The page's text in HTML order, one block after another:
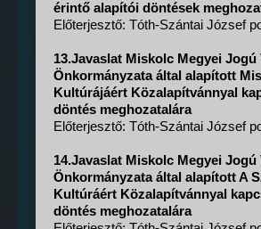
érintő alapítói döntések
Előterjesztő: Tóth-Szántai József
13.Javaslat Miskolc Megyei Jogú
Önkormányzata által alapított
Kultúrájáért Közalapítvánnyal
döntés meghozatalára
Előterjesztő: Tóth-Szántai József
14.Javaslat Miskolc Megyei Jogú
Önkormányzata által alapított A
Kultúráért Közalapítvánnyal
döntés meghozatalára